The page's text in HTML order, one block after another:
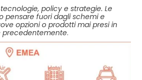
policy e strategie. Le
pensare fuori dagli schemi e
opzioni o prodotti mai presi in
precedentemente.